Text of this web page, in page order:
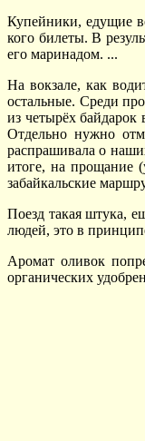
Купейники, едущие
кого билеты. В
его маринадом. ...
На вокзале, как
остальные. Среди
из четырёх
Отдельно нужно
распрашивала о
итоге, на прощание
забайкальские
Поезд такая штука,
людей, это в
Аромат оливок
органических